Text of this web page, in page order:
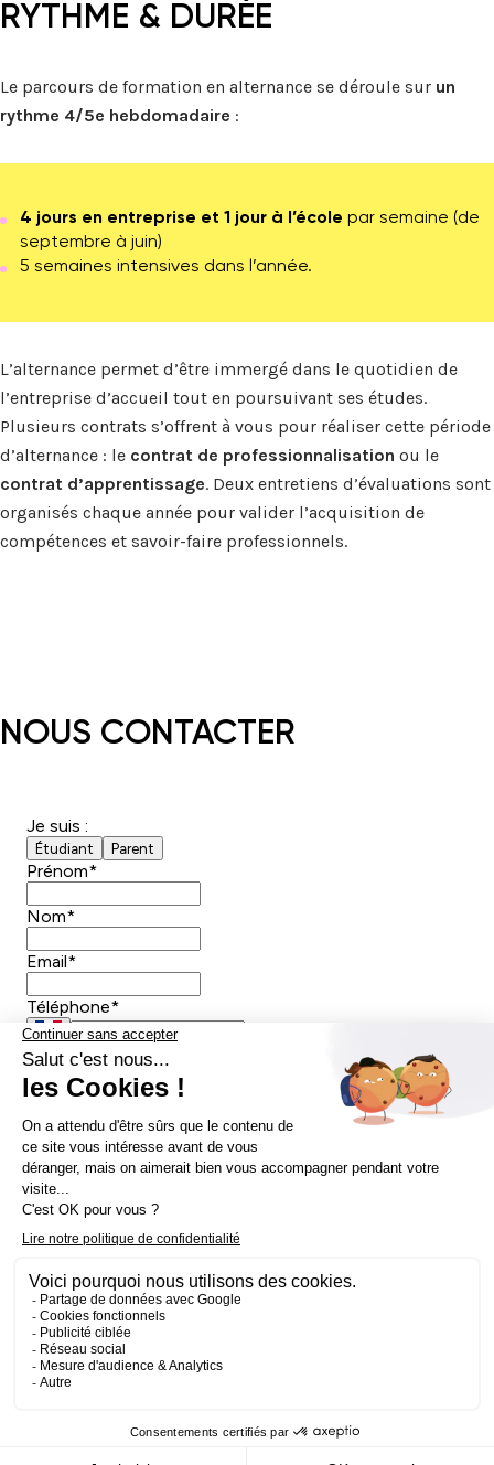
RYTHME & DURÉE
Le parcours de formation en alternance se déroule sur un
rythme 4/5e hebdomadaire :
4 jours en entreprise et 1 jour à l’école par semaine (de
septembre à juin)
5 semaines intensives dans l’année.
L’alternance permet d’être immergé dans le quotidien de
l’entreprise d’accueil tout en poursuivant ses études.
Plusieurs contrats s’offrent à vous pour réaliser cette période
d’alternance : le contrat de professionnalisation ou le
contrat d’apprentissage. Deux entretiens d’évaluations sont
organisés chaque année pour valider l’acquisition de
compétences et savoir-faire professionnels.
NOUS CONTACTER